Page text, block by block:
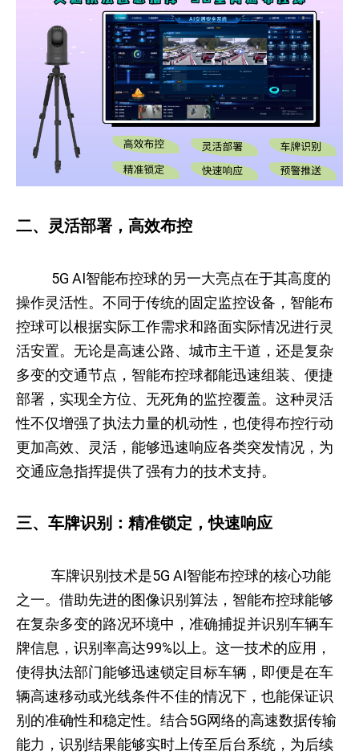
二、灵活部署，高效布控
5G AI智能布控球的另一大亮点在于其高度的
操作灵活性。不同于传统的固定监控设备，智能布
控球可以根据实际工作需求和路面实际情况进行灵
活安置。无论是高速公路、城市主干道，还是复杂
多变的交通节点，智能布控球都能迅速组装、便捷
部署，实现全方位、无死角的监控覆盖。这种灵活
性不仅增强了执法力量的机动性，也使得布控行动
更加高效、灵活，能够迅速响应各类突发情况，为
交通应急指挥提供了强有力的技术支持。
三、车牌识别：精准锁定，快速响应
车牌识别技术是5G AI智能布控球的核心功能
之一。借助先进的图像识别算法，智能布控球能够
在复杂多变的路况环境中，准确捕捉并识别车辆车
牌信息，识别率高达99%以上。这一技术的应用，
使得执法部门能够迅速锁定目标车辆，即便是在车
辆高速移动或光线条件不佳的情况下，也能保证识
别的准确性和稳定性。结合5G网络的高速数据传输
能力，识别结果能够实时上传至后台系统，为后续